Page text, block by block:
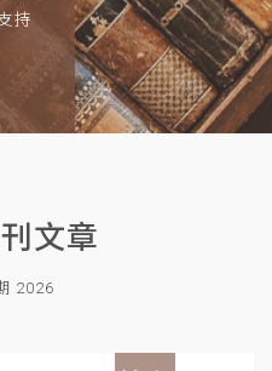
持
文章
2026